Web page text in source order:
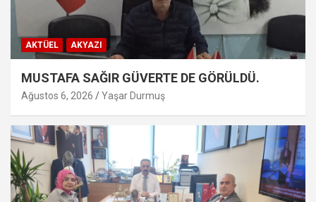
AKTÜEL AKYAZI
MUSTAFA SAĞIR GÜVERTE DE GÖRÜLDÜ.
Ağustos 6, 2026 Yaşar Durmuş